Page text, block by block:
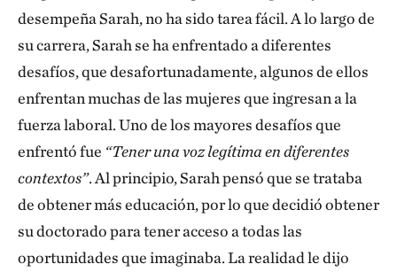
desempeña Sarah, no ha sido tarea fácil. A lo largo de
su carrera, Sarah se ha enfrentado a diferentes
desafíos, que desafortunadamente, algunos de ellos
enfrentan muchas de las mujeres que ingresan a la
fuerza laboral. Uno de los mayores desafíos que
enfrentó fue “Tener una voz legítima en diferentes
contextos”. Al principio, Sarah pensó que se trataba
de obtener más educación, por lo que decidió obtener
su doctorado para tener acceso a todas las
oportunidades que imaginaba. La realidad le dijo